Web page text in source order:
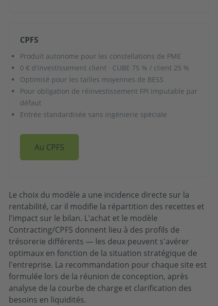
CPFS
Produit autonome pour les constellations de PME
0 € d'investissement client · CUBE 75 % / client 25 %
Optimisé pour les tailles moyennes de BESS
Pour obligation de réinvestissement FPI imputable par
défaut
Entrée standardisée sans ingénierie spéciale
Au CPFS
Le choix du modèle a une incidence directe sur la
rentabilité, car il modifie la répartition des recettes et
l'impact sur le bilan. L'achat et le modèle
Contracting/CPFS donnent lieu à des profils de
trésorerie différents — les deux peuvent s'avérer
optimaux en fonction de la situation stratégique de
l'entreprise. La recommandation pour chaque site est
formulée lors de la réunion de conception, après
analyse de la courbe de charge et clarification des
besoins en liquidités.